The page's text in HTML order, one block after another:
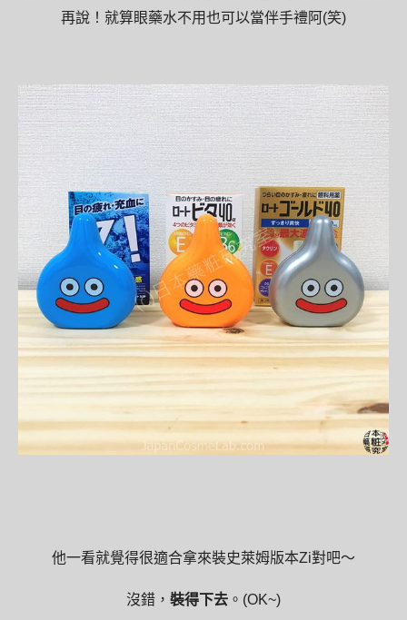
再說！就算眼藥水不用也可以當伴手禮阿(笑)
他一看就覺得很適合拿來裝史萊姆版本Zi對吧～
沒錯， 裝得下去 。(OK~)